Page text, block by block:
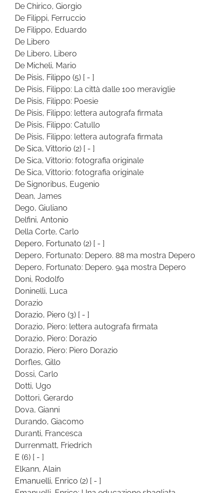
De Chirico, Giorgio
De Filippi, Ferruccio
De Filippo, Eduardo
De Libero
De Libero, Libero
De Micheli, Mario
De Pisis, Filippo (5) [ - ]
De Pisis, Filippo: La città dalle 100 meraviglie
De Pisis, Filippo: Poesie
De Pisis, Filippo: lettera autografa firmata
De Pisis, Filippo: Catullo
De Pisis, Filippo: lettera autografa firmata
De Sica, Vittorio (2) [ - ]
De Sica, Vittorio: fotografia originale
De Sica, Vittorio: fotografia originale
De Signoribus, Eugenio
Dean, James
Dego, Giuliano
Delfini, Antonio
Della Corte, Carlo
Depero, Fortunato (2) [ - ]
Depero, Fortunato: Depero. 88 ma mostra Depero
Depero, Fortunato: Depero. 94a mostra Depero
Doni, Rodolfo
Doninelli, Luca
Dorazio
Dorazio, Piero (3) [ - ]
Dorazio, Piero: lettera autografa firmata
Dorazio, Piero: Dorazio
Dorazio, Piero: Piero Dorazio
Dorfles, Gillo
Dossi, Carlo
Dotti, Ugo
Dottori, Gerardo
Dova, Gianni
Durando, Giacomo
Duranti, Francesca
Durrenmatt, Friedrich
E (6) [ - ]
Elkann, Alain
Emanuelli, Enrico (2) [ - ]